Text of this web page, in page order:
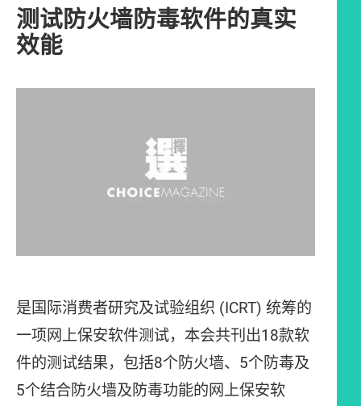
测试防火墙防毒软件的真实
效能
是国际消费者研究及试验组织 (ICRT) 统筹的
一项网上保安软件测试，本会共刊出18款软
件的测试结果，包括8个防火墙、5个防毒及
5个结合防火墙及防毒功能的网上保安软